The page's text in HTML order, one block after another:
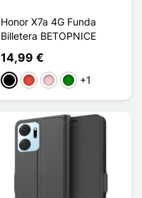
Honor X7a 4G Funda
Billetera BETOPNICE
14,99 €
NegroRojoRosaVerde
+1